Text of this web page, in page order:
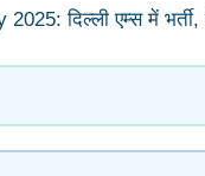
दिल्ली एम्स में